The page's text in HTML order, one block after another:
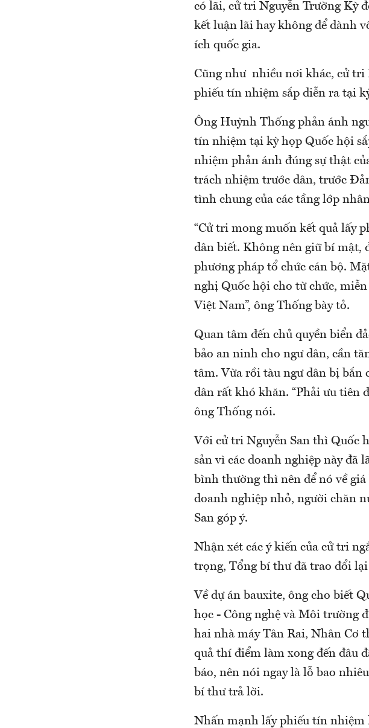
có lãi, cử tri Nguyễn Trường Kỳ
kết luận lãi hay không để dành
ích quốc gia.
Cũng như nhiều nơi khác, cử tri
phiếu tín nhiệm sắp diễn ra tại
Ông Huỳnh Thống phản ánh
tín nhiệm tại kỳ họp Quốc hội
nhiệm phản ánh đúng sự thật
trách nhiệm trước dân, trước
tình chung của các tầng lớp
“Cử tri mong muốn kết quả lấy
dân biết. Không nên giữ bí mật,
phương pháp tổ chức cán bộ.
nghị Quốc hội cho từ chức,
Việt Nam”, ông Thống bày tỏ.
Quan tâm đến chủ quyền biển
bảo an ninh cho ngư dân, cần
tâm. Vừa rồi tàu ngư dân bị bắn
dân rất khó khăn. “Phải ưu tiên
ông Thống nói.
Với cử tri Nguyễn San thì Quốc
sản vì các doanh nghiệp này đã
bình thường thì nên để nó về
doanh nghiệp nhỏ, người chăn
San góp ý.
Nhận xét các ý kiến của cử tri
trọng, Tổng bí thư đã trao đổi lại
Về dự án bauxite, ông cho biết
học - Công nghệ và Môi trường
hai nhà máy Tân Rai, Nhân Cơ
quả thí điểm làm xong đến đâu
báo, nên nói ngay là lỗ bao
bí thư trả lời.
Nhấn mạnh lấy phiếu tín nhiệm